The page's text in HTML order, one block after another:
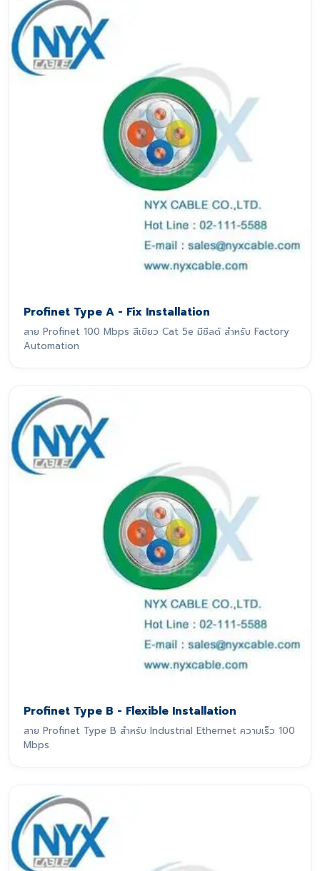
Profinet Type A - Fix Installation
สาย Profinet 100 Mbps สีเขียว Cat 5e มีชีลด์ สำหรับ Factory
Automation
Profinet Type B - Flexible Installation
สาย Profinet Type B สำหรับ Industrial Ethernet ความเร็ว 100
Mbps